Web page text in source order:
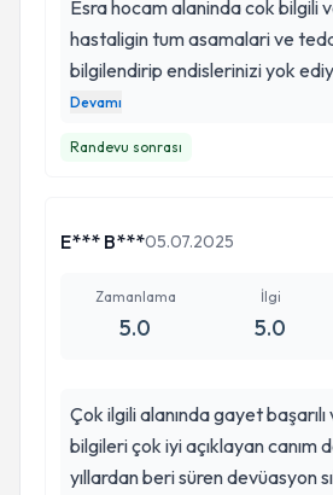
Esra hocam alaninda cok bilgili ve deneyimli, sizi
hastaligin tum asamalari ve
bilgilendirip endislerinizi yok
hocama, allerjik rinite bagli
Devamı
Randevu sonrası
E*** B***05.07.2025
Zamanlama
5.0
İlgi
5.0
Çok ilgili alanında gayet
bilgileri çok iyi açıklayan canım
yıllardan beri süren devüasyon